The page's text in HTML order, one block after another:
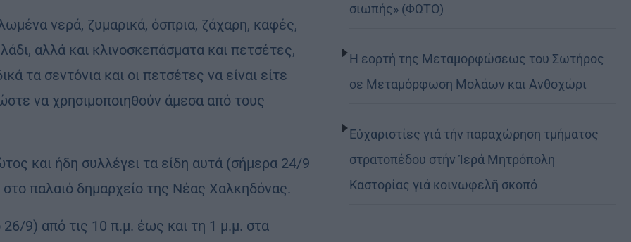
νερά, ζυμαρικά, όσπρια, ζάχαρη, καφές,
αλλά και κλινοσκεπάσματα και πετσέτες,
τα σεντόνια και οι πετσέτες να είναι είτε
να χρησιμοποιηθούν άμεσα από τους
και ήδη συλλέγει τα είδη αυτά (σήμερα 24/9
παλαιό δημαρχείο της Νέας Χαλκηδόνας.
9) από τις 10 π.μ. έως και τη 1 μ.μ. στα
σιωπής» (ΦΩΤΟ)
Η εορτή της Μεταμορφώσεως του Σωτήρος
σε Μεταμόρφωση Μολάων και Ανθοχώρι
Εὐχαριστίες γιά τήν παραχώρηση τμήματος
στρατοπέδου στήν Ἱερά Μητρόπολη
Καστορίας γιά κοινωφελῆ σκοπό